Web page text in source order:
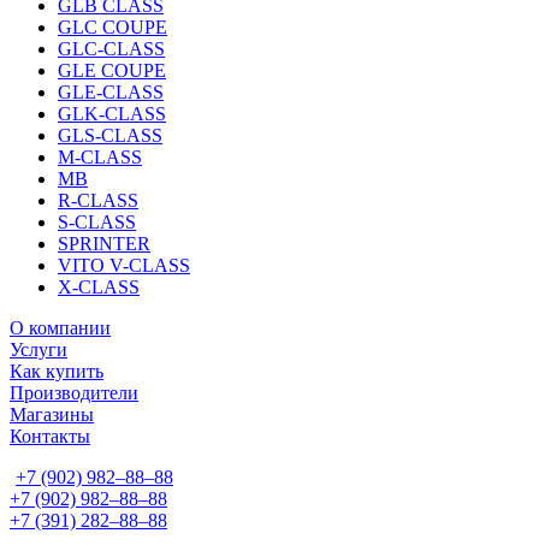
GLB CLASS
GLC COUPE
GLC-CLASS
GLE COUPE
GLE-CLASS
GLK-CLASS
GLS-CLASS
M-CLASS
MB
R-CLASS
S-CLASS
SPRINTER
VITO V-CLASS
X-CLASS
О компании
Услуги
Как купить
Производители
Магазины
Контакты
+7 (902) 982‒88‒88
+7 (902) 982‒88‒88
+7 (391) 282‒88‒88